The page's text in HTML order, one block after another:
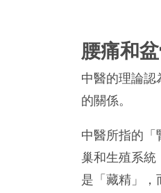
腰痛和
中醫的理論認
的關係。
中醫所指的「
巢和生殖系統
是「藏精」，